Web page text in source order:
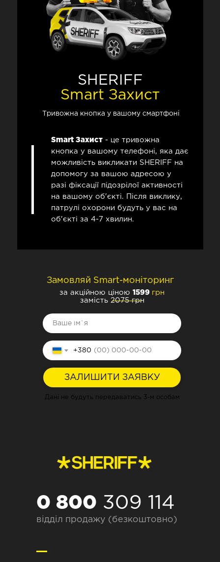
SHERIFF
Smart Захист
Smart Захист - це тривожна
кнопка у вашому телефоні, яка дає
можливість викликати SHERIFF на
допомогу за вашою адресою у
разі фіксації підозрілої активності
на вашому об'єкті. Після виклику,
патрулі охорони будуть у вас на
об'єкті за 4-7 хвилин.
+380
ЗАЛИШИТИ ЗАЯВКУ
Дані не будуть передаватись 3-м особам
Замовляй Smart-моніторинг
за акційною ціною 1599 грн
замість 2075 грн
Тривожна кнопка у вашому смартфоні
0 800 309 114
відділ продажу (безкоштовно)